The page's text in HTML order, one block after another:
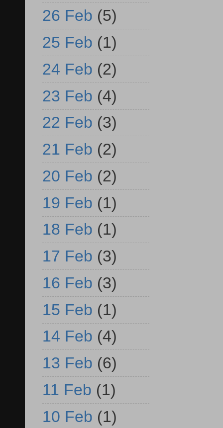
26 Feb (5)
25 Feb (1)
24 Feb (2)
23 Feb (4)
22 Feb (3)
21 Feb (2)
20 Feb (2)
19 Feb (1)
18 Feb (1)
17 Feb (3)
16 Feb (3)
15 Feb (1)
14 Feb (4)
13 Feb (6)
11 Feb (1)
10 Feb (1)